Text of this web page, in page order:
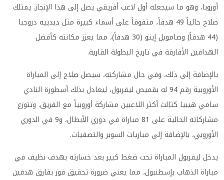
أوروبا، وهو ما سيجعله أول لاعب أفريقي يصل إلى هذا الإنجاز. يمتلك
صلاح حالياً 49 هدفاً، متفوقاً على أسماء كبيرة مثل ديدييه دروجبا
(44 هدفاً) وصامويل إيتو (30 هدفاً)، مما يعزز مكانته كأفضل
الهدافين الأفارقة في تاريخ البطولة القارية.
بالإضافة إلى ذلك، وفي حال مشاركته، سيصل صلاح إلى المباراة
الأوروبية رقم 94 له بقميص ليفربول، ليعادل بذلك أسطورة النادي
سامي هيبيا كثالث أكثر اللاعبين مشاركة أوروبياً مع الفريق. وتتوزع
مشاركاته الحالية على 81 مباراة في دوري الأبطال، و9 في الدوري
الأوروبي، بالإضافة إلى مباريات السوبر والتصفيات.
يدخل ليفربول المباراة تحت ضغط كبير بعد خسارته بهدف نظيف في
مباراة الذهاب بإسطنبول، مما يعني ضرورة تحقيق فوز بفارق هدفين